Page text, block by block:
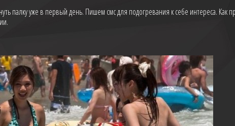
палку уже в первый день. Пишем смс для подогревания к себе интереса. Как